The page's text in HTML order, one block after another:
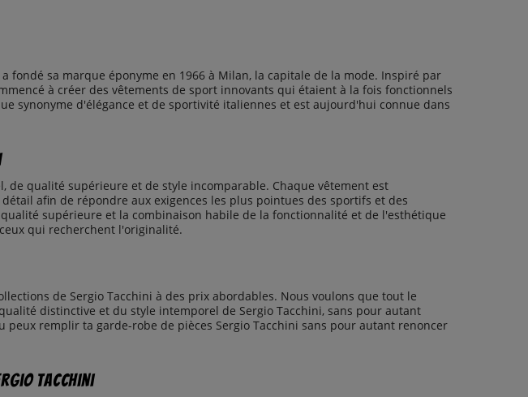
fondé sa marque éponyme en 1966 à Milan, la capitale de la mode. Inspiré par
à créer des vêtements de sport innovants qui étaient à la fois fonctionnels
synonyme d'élégance et de sportivité italiennes et est aujourd'hui connue dans
de qualité supérieure et de style incomparable. Chaque vêtement est
afin de répondre aux exigences les plus pointues des sportifs et des
supérieure et la combinaison habile de la fonctionnalité et de l'esthétique
qui recherchent l'originalité.
de Sergio Tacchini à des prix abordables. Nous voulons que tout le
distinctive et du style intemporel de Sergio Tacchini, sans pour autant
peux remplir ta garde-robe de pièces Sergio Tacchini sans pour autant renoncer
Tacchini